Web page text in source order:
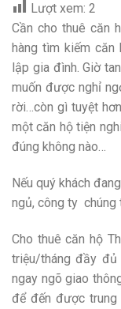
Lượt xem: 2
Cần cho thuê căn
hàng tìm kiếm căn
lập gia đình. Giờ
muốn được nghỉ
rời…còn gì tuyệt
một căn hộ tiện
đúng không nào…
Nếu quý khách
ngủ, công ty chúng
Cho thuê căn hộ
triệu/tháng đầy đủ
ngay ngõ giao
để đến được trung